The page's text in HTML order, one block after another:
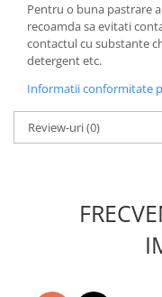
Pentru o buna pastrare
recoamda sa evitati
contactul cu substante
detergent etc.
Informatii conformitate
Review-uri(0)